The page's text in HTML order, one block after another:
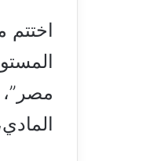
اختتم
مصر”،